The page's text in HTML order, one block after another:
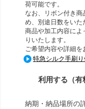
荷可能です。
なお、リボン付き
め、別途日数をいた
商品や加工内容に
りいたします。
ご希望内容や詳細を
特急シルク手刷
利用する（有
納期・納品場所の